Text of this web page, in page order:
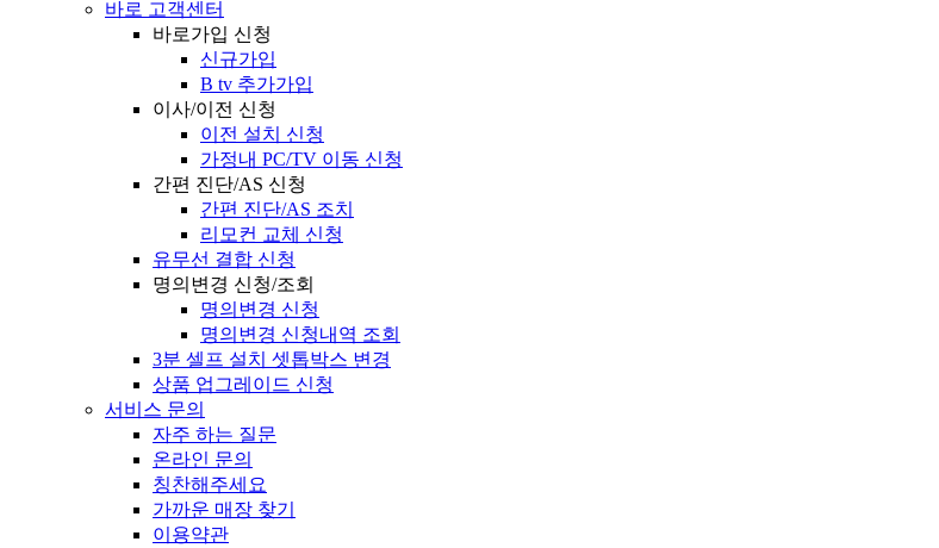
바로 고객센터
바로가입 신청
신규가입
B tv 추가가입
이사/이전 신청
이전 설치 신청
가정내 PC/TV 이동 신청
간편 진단/AS 신청
간편 진단/AS 조치
리모컨 교체 신청
유무선 결합 신청
명의변경 신청/조회
명의변경 신청
명의변경 신청내역 조회
3분 셀프 설치 셋톱박스 변경
상품 업그레이드 신청
서비스 문의
자주 하는 질문
온라인 문의
칭찬해주세요
가까운 매장 찾기
이용약관